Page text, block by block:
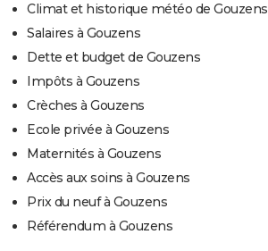
Climat et historique météo de Gouzens
Salaires à Gouzens
Dette et budget de Gouzens
Impôts à Gouzens
Crèches à Gouzens
Ecole privée à Gouzens
Maternités à Gouzens
Accès aux soins à Gouzens
Prix du neuf à Gouzens
Référendum à Gouzens